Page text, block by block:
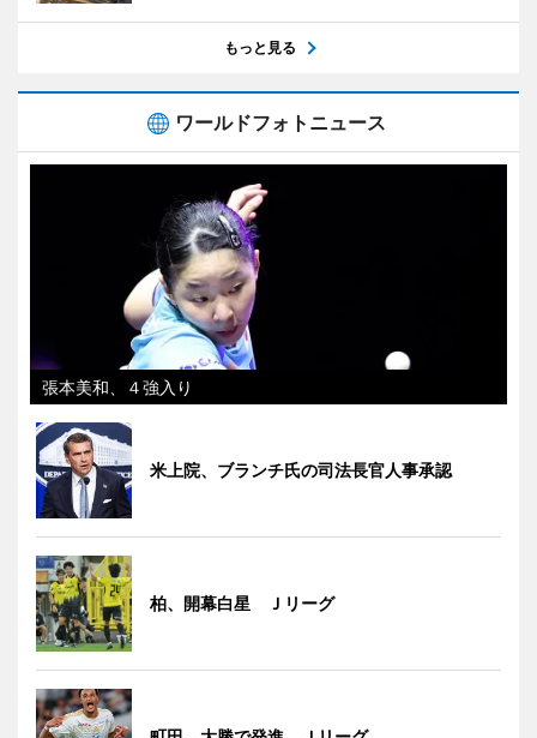
もっと見る
ワールドフォトニュース
張本美和、４強入り
米上院、ブランチ氏の司法長官人事承認
柏、開幕白星 Ｊリーグ